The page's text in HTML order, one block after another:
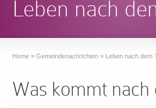
Leben nach
Home » Gemeindenachrichten » Leben nach dem
Was kommt nach